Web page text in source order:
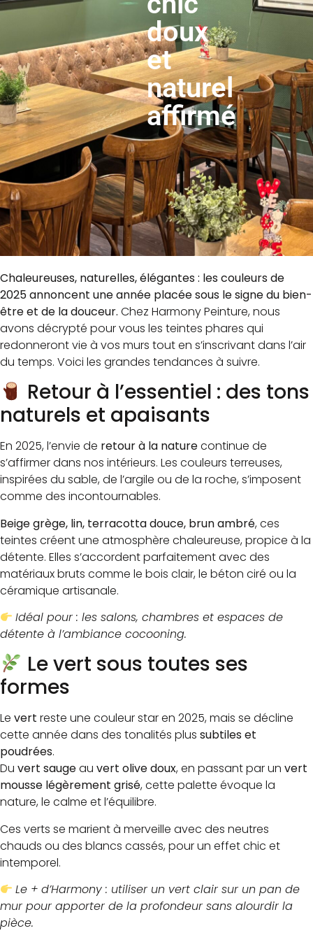
doux
et
naturel
affirmé
Chaleureuses, naturelles, élégantes : les couleurs de
2025 annoncent une année placée sous le signe du bien-
être et de la douceur. Chez Harmony Peinture, nous
avons décrypté pour vous les teintes phares qui
redonneront vie à vos murs tout en s’inscrivant dans l’air
du temps. Voici les grandes tendances à suivre.
Retour à l’essentiel : des tons
naturels et apaisants
En 2025, l’envie de retour à la naturecontinue de
s’affirmer dans nos intérieurs. Les couleurs terreuses,
inspirées du sable, de l’argile ou de la roche, s’imposent
comme des incontournables.
Beige grège, lin, terracotta douce, brun ambré, ces
teintes créent une atmosphère chaleureuse, propice à la
détente. Elles s’accordent parfaitement avec des
matériaux bruts comme le bois clair, le béton ciré ou la
céramique artisanale.
Idéal pour : les salons, chambres et espaces de
détente à l’ambiance cocooning.
Le vert sous toutes ses
formes
Le vert reste une couleur star en 2025, mais se décline
cette année dans des tonalités plus subtiles et
poudrées.
Du vert saugeau vert olive doux, en passant par un vert
mousse légèrement grisé, cette palette évoque la
nature, le calme et l’équilibre.
Ces verts se marient à merveille avec des neutres
chauds ou des blancs cassés, pour un effet chic et
intemporel.
Le + d’Harmony : utiliser un vert clair sur un pan de
mur pour apporter de la profondeur sans alourdir la
pièce.